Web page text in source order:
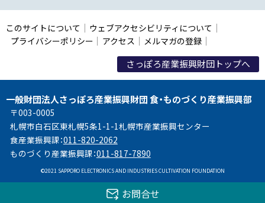
お問合せ
このサイトについて
ウェブアクセシビリティについて
プライバシーポリシー
アクセス メルマガの登録
さっぽろ産業振興財団トップへ
一般財団法人さっぽろ産業振興財団 食・ものづくり産業振興部
〒003-0005
札幌市白石区東札幌5条1-1-1札幌市産業振興センター
食産業振興課：011-820-2062
ものづくり産業振興課：011-817-7890
©2021 SAPPORO ELECTRONICS AND INDUSTRIES CULTIVATION FOUNDATION